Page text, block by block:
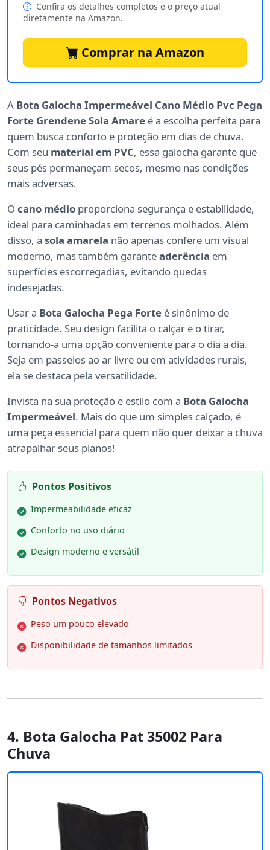
Confira os detalhes completos e o preço atual
diretamente na Amazon.
Comprar na Amazon
A Bota Galocha Impermeável Cano Médio Pvc Pega
Forte Grendene Sola Amare é a escolha perfeita para
quem busca conforto e proteção em dias de chuva.
Com seu material em PVC, essa galocha garante que
seus pés permaneçam secos, mesmo nas condições
mais adversas.
O cano médio proporciona segurança e estabilidade,
ideal para caminhadas em terrenos molhados. Além
disso, a sola amarela não apenas confere um visual
moderno, mas também garanteaderência em
superfícies escorregadias, evitando quedas
indesejadas.
Usar a Bota Galocha Pega Forte é sinônimo de
praticidade. Seu design facilita o calçar e o tirar,
tornando-a uma opção conveniente para o dia a dia.
Seja em passeios ao ar livre ou em atividades rurais,
ela se destaca pela versatilidade.
Invista na sua proteção e estilo com a Bota Galocha
Impermeável. Mais do que um simples calçado, é
uma peça essencial para quem não quer deixar a chuva
atrapalhar seus planos!
Pontos Positivos
Impermeabilidade eficaz
Conforto no uso diário
Design moderno e versátil
Pontos Negativos
Peso um pouco elevado
Disponibilidade de tamanhos limitados
4. Bota Galocha Pat 35002 Para
Chuva